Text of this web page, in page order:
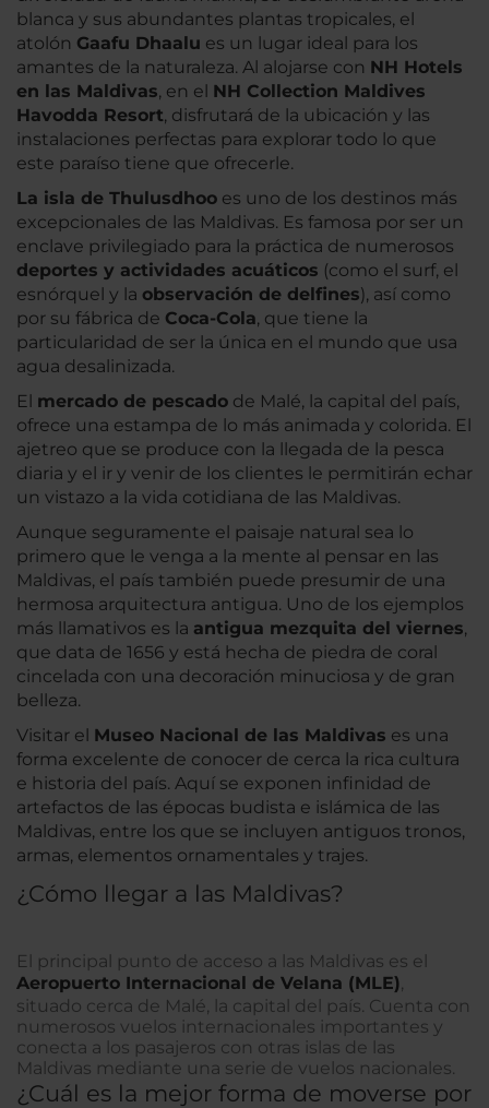
blanca y sus abundantes plantas tropicales, el
atolón Gaafu Dhaalu es un lugar ideal para los
amantes de la naturaleza. Al alojarse con NH Hotels
en las Maldivas, en el NH Collection Maldives
Havodda Resort, disfrutará de la ubicación y las
instalaciones perfectas para explorar todo lo que
este paraíso tiene que ofrecerle.
La isla de Thulusdhoo es uno de los destinos más
excepcionales de las Maldivas. Es famosa por ser un
enclave privilegiado para la práctica de numerosos
deportes y actividades acuáticos (como el surf, el
esnórquel y la observación de delfines), así como
por su fábrica de Coca-Cola, que tiene la
particularidad de ser la única en el mundo que usa
agua desalinizada.
El mercado de pescado de Malé, la capital del país,
ofrece una estampa de lo más animada y colorida. El
ajetreo que se produce con la llegada de la pesca
diaria y el ir y venir de los clientes le permitirán echar
un vistazo a la vida cotidiana de las Maldivas.
Aunque seguramente el paisaje natural sea lo
primero que le venga a la mente al pensar en las
Maldivas, el país también puede presumir de una
hermosa arquitectura antigua. Uno de los ejemplos
más llamativos es la antigua mezquita del viernes,
que data de 1656 y está hecha de piedra de coral
cincelada con una decoración minuciosa y de gran
belleza.
Visitar el Museo Nacional de las Maldivas es una
forma excelente de conocer de cerca la rica cultura
e historia del país. Aquí se exponen infinidad de
artefactos de las épocas budista e islámica de las
Maldivas, entre los que se incluyen antiguos tronos,
armas, elementos ornamentales y trajes.
¿Cómo llegar a las Maldivas?
El principal punto de acceso a las Maldivas es el
Aeropuerto Internacional de Velana (MLE),
situado cerca de Malé, la capital del país. Cuenta con
numerosos vuelos internacionales importantes y
conecta a los pasajeros con otras islas de las
Maldivas mediante una serie de vuelos nacionales.
¿Cuál es la mejor forma de moverse por